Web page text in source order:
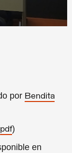
por Bendita
pdf)
en